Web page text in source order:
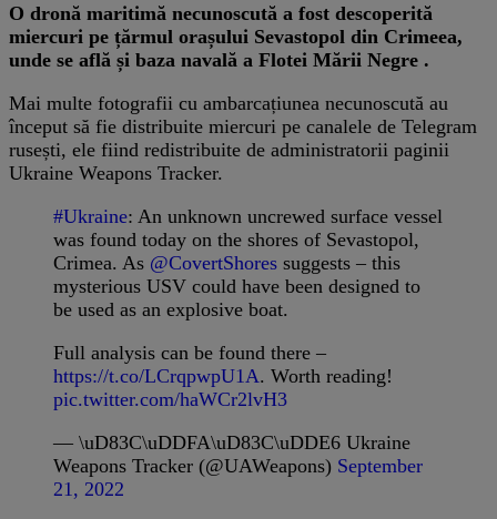
O dronă maritimă necunoscută a fost descoperită
miercuri pe țărmul orașului Sevastopol din Crimeea,
unde se află și baza navală a Flotei Mării Negre .
Mai multe fotografii cu ambarcațiunea necunoscută au
început să fie distribuite miercuri pe canalele de Telegram
rusești, ele fiind redistribuite de administratorii paginii
Ukraine Weapons Tracker.
#Ukraine: An unknown uncrewed surface vessel
was found today on the shores of Sevastopol,
Crimea. As @CovertShores suggests – this
mysterious USV could have been designed to
be used as an explosive boat.
Full analysis can be found there –
https://t.co/LCrqpwpU1A. Worth reading!
pic.twitter.com/haWCr2lvH3
— \uD83C\uDDFA\uD83C\uDDE6 Ukraine
Weapons Tracker (@UAWeapons) September
21, 2022